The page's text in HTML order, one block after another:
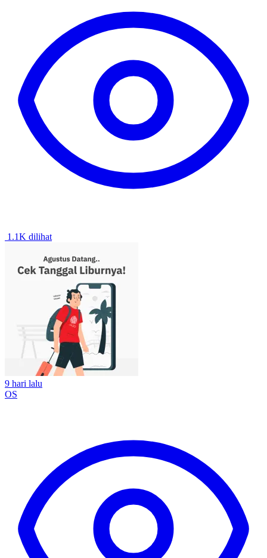
1.1K dilihat
9 hari lalu
OS